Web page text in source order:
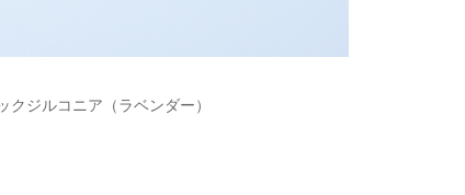
ジルコニア（ラベンダー）